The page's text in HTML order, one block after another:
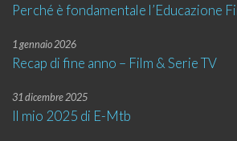
Perché è fondamentale l’Educazione
1 gennaio 2026
Recap di fine anno – Film & Serie TV
31 dicembre 2025
Il mio 2025 di E-Mtb